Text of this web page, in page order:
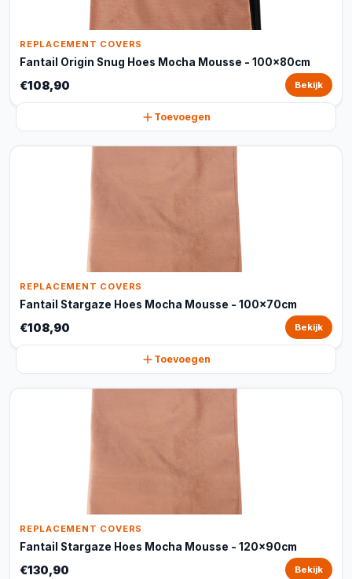
REPLACEMENT COVERS
Fantail Origin Snug Hoes Mocha Mousse - 100x80cm
€108,90 Bekijk
Toevoegen
REPLACEMENT COVERS
Fantail Stargaze Hoes Mocha Mousse - 100x70cm
€108,90 Bekijk
Toevoegen
REPLACEMENT COVERS
Fantail Stargaze Hoes Mocha Mousse - 120x90cm
€130,90 Bekijk